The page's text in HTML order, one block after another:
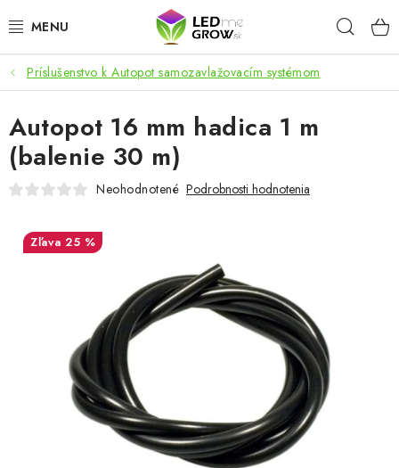
na
AKCIE
LED OSVETLENIE PRE RASTLINY
PESTOVATEĽSKÉ POTREBY
SMART GARDEN
Hodnotenie obchodu
Obchodné podmienky
Kontakt
Podmienky o ochrane osobných údajov
Príslušenstvo k Autopot samozavlažovacím systémom
Autopot 16 mm hadica 1 m
(balenie 30 m)
Neohodnotené Podrobnosti hodnotenia
25 %